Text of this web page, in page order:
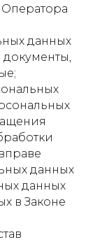
данных
данных
данных
в Законе